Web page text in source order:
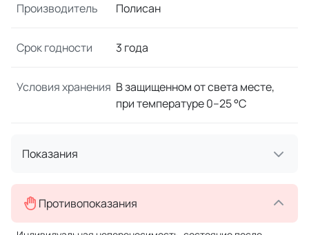
Производитель Полисан
Срок годности 3 года
Условия хранения В защищенном от света месте,
при температуре 0–25 °C
Показания
Противопоказания